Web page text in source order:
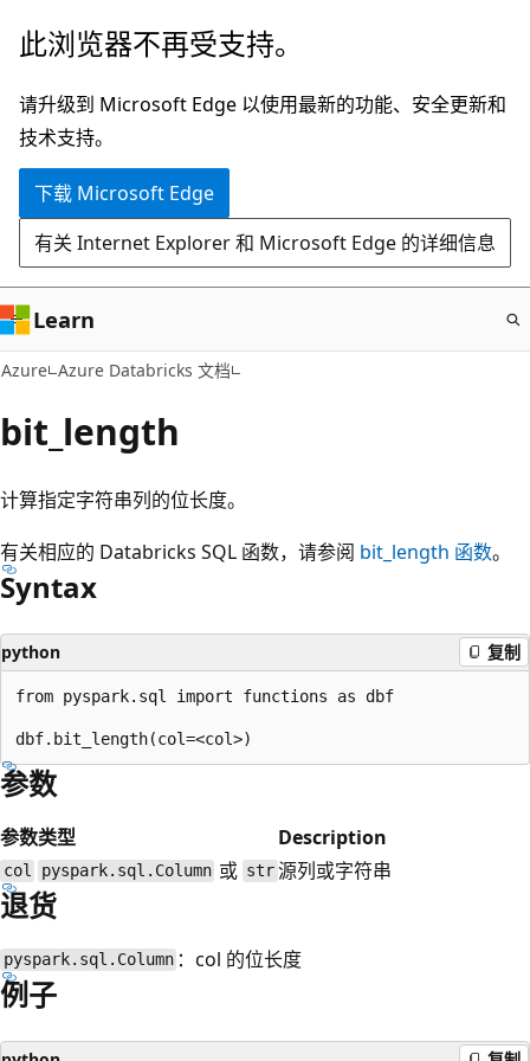
跳
主
要
内
此浏览器不再受支持。
请升级到 Microsoft Edge 以使用最新的功能、安全更新和
技术支持。
下载 Microsoft Edge
有关 Internet Explorer 和 Microsoft Edge 的详细信息
Learn
Azure Azure Databricks 文档
bit_length
计算指定字符串列的位长度。
有关相应的 Databricks SQL 函数，请参阅 bit_length 函数。
Syntax
python 复制
from pyspark.sql import functions as dbf
参数
参数类型 Description
col pyspark.sql.Column 或 str源列或字符串
退货
pyspark.sql.Column ：col 的位长度
例子